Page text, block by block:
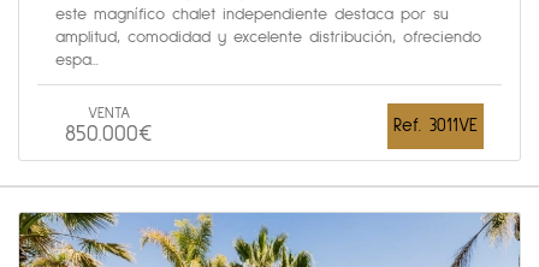
este magnífico chalet independiente destaca por su
amplitud, comodidad y excelente distribución, ofreciendo
espa...
VENTA
850.000€ Ref. 3011VE